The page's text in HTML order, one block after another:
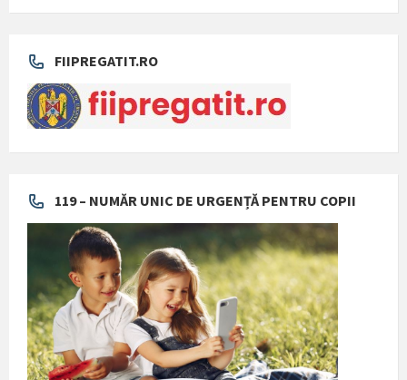
FIIPREGATIT.RO
119 – NUMĂR UNIC DE URGENȚĂ PENTRU COPII